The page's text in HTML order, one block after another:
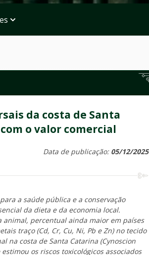
da costa de Santa
o valor comercial
Data de publicação: 05/12/2025
a saúde pública e a conservação
da dieta e da economia local.
animal, percentual ainda maior em países
traço (Cd, Cr, Cu, Ni, Pb e Zn) no tecido
na costa de Santa Catarina (Cynoscion
estimou os riscos toxicológicos associados